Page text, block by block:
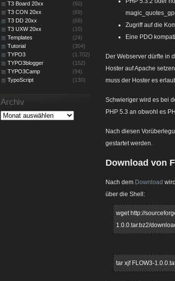
Zugriff auf die
Eine PDO
Der Webserver dürfte in
Hoster auf Apache
muss der Hoster es
Schwieriger wird es bei
PHP 5.3 an obwohl es
Nach diesen
gestartet werden.
Download von
Nach dem Download
über die Shell:
wget http://
1.0.0.tar.bz2/
tar xjf FLOW3-
T3 Board 20xx
(60)
T3 CON 20xx
(69)
T3 DD 20xx
(68)
T3 UXW 20xx
(10)
Templates
(24)
Tutorial
(304)
TYPO3
(1.702)
TYPO3blogger
(152)
TYPO3Camp
(94)
TypoScript
(130)
Archiv